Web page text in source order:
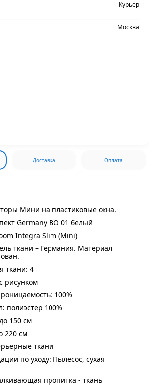
Курьер
Москва
Доставка Оплата
Мини на пластиковые окна.
Germany ВО 01 белый
Integra Slim (Mini)
ткани – Германия. Материал
ткани: 4
рисунком
100%
полиэстер 100%
150 см
220 см
ткани
по уходу: Пылесос, сухая
пропитка - ткань